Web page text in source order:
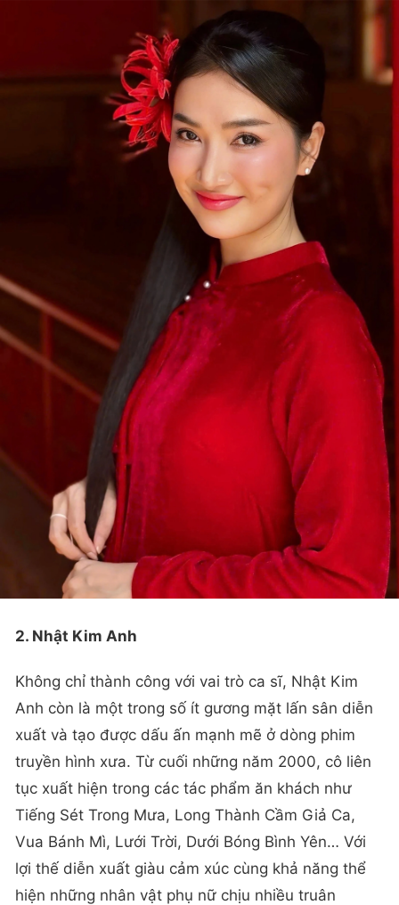
2. Nhật Kim Anh
Không chỉ thành công với vai trò ca sĩ, Nhật Kim
Anh còn là một trong số ít gương mặt lấn sân diễn
xuất và tạo được dấu ấn mạnh mẽ ở dòng phim
truyền hình xưa. Từ cuối những năm 2000, cô liên
tục xuất hiện trong các tác phẩm ăn khách như
Tiếng Sét Trong Mưa, Long Thành Cầm Giả Ca,
Vua Bánh Mì, Lưới Trời, Dưới Bóng Bình Yên… Với
lợi thế diễn xuất giàu cảm xúc cùng khả năng thể
hiện những nhân vật phụ nữ chịu nhiều truân